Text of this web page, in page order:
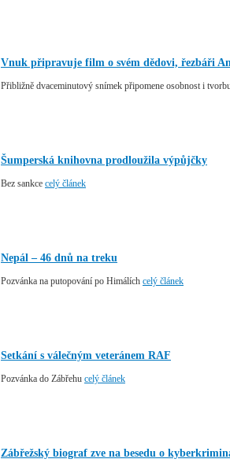
Vnuk připravuje film o svém dědovi, řezbáři
Přibližně dvaceminutový snímek připomene osobnost i
Šumperská knihovna prodloužila výpůjčky
Bez sankce celý článek
Nepál – 46 dnů na treku
Pozvánka na putopování po Himálích celý článek
Setkání s válečným veteránem RAF
Pozvánka do Zábřehu celý článek
Zábřežský biograf zve na besedu o